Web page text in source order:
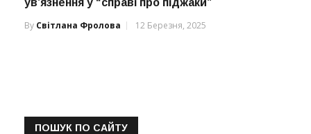
By Світлана Фролова 12 Березня, 2025
ПОШУК ПО САЙТУ